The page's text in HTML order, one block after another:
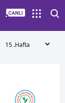
15 .Hafta